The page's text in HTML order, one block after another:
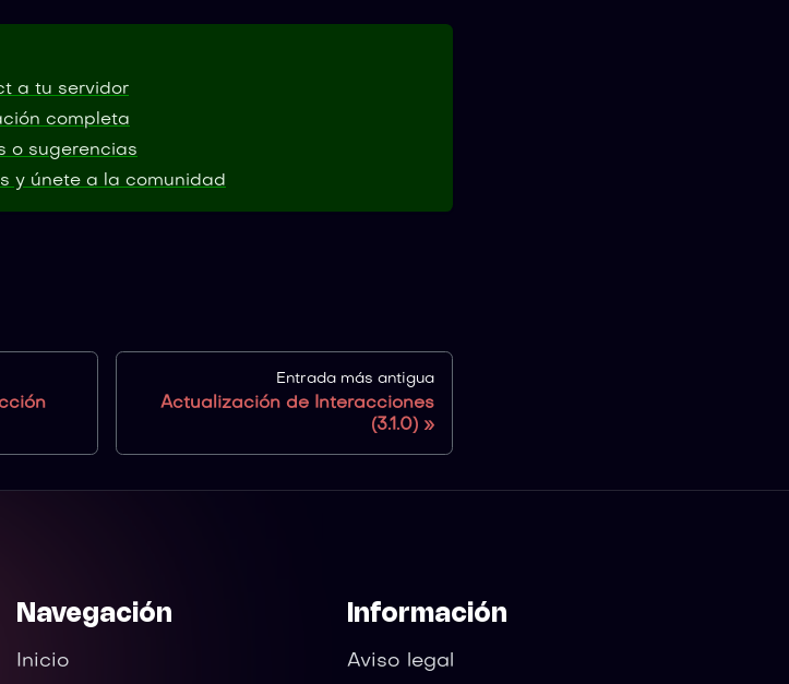
a tu servidor
completa
o sugerencias
y únete a la comunidad
Entrada más antigua
Actualización de Interacciones
(3.1.0)
Navegación
Inicio
Información
Aviso legal